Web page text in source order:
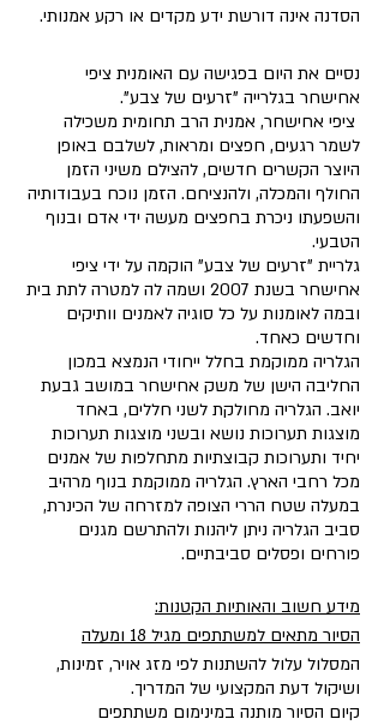
הסדנה אינה דורשת ידע מקדים או רקע אמנותי.
נסיים את היום בפגישה עם האומנית ציפי
אחישחר בגלרייה "זרעים של צבע".
​ ציפי אחישחר, אמנית הרב תחומית משכילה
לשמר רגעים, חפצים ומראות, לשלבם באופן
היוצר הקשרים חדשים, להצילם משיני הזמן
החולף והמכלה, ולהנציחם. הזמן נוכח בעבודותיה
והשפעתו ניכרת בחפצים מעשה ידי אדם ובנוף
הטבעי.
גלריית "זרעים של צבע" הוקמה על ידי ציפי
אחישחר בשנת 2007 ושמה לה למטרה לתת בית
ובמה לאומנות על כל סוגיה לאמנים וותיקים
וחדשים כאחד.
הגלריה ממוקמת בחלל ייחודי הנמצא במכון
החליבה הישן של משק אחישחר במושב גבעת
יואב. הגלריה מחולקת לשני חללים, באחד
מוצגות תערוכות נושא ובשני מוצגות תערוכות
יחיד ותערוכות קבוצתיות מתחלפות של אמנים
מכל רחבי הארץ. הגלריה ממוקמת בנוף מרהיב
במעלה שטח הררי הצופה למזרחה של הכינרת,
סביב הגלריה ניתן ליהנות ולהתרשם מגנים
פורחים ופסלים סביבתיים.
מידע חשוב והאותיות הקטנות:
הסיור מתאים למשתתפים מגיל 18 ומעלה
המסלול עלול להשתנות לפי מזג אויר, זמינות,
ושיקול דעת המקצועי של המדריך.
קיום הסיור מותנה במינימום משתתפים